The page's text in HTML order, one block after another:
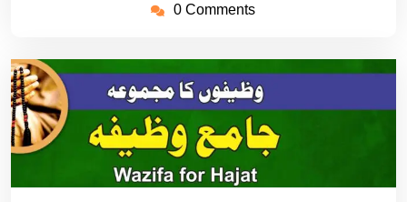
0 Comments